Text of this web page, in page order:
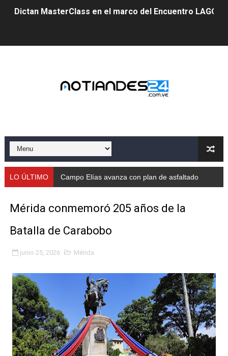
Dictan MasterClass en el marco del Encuentro LAGO
Gobernador Arnaldo Sánchez apadrina a más de 993
Mérida fortalece su reserva deportiva de cara a
Gobernación de Mérida instalará mesa de trabajo con
Hospital universitario muestra sus avances en visita
Instituto Nacional de Nutrición celebra Semana
Gobernación de Mérida fortalece el desarrollo
LO ÚLTIMO Campo Elías avanza con plan de asfaltado
Mérida conmemoró 205 años de la
Batalla de Carabobo
junio 25, 2026 Mérida